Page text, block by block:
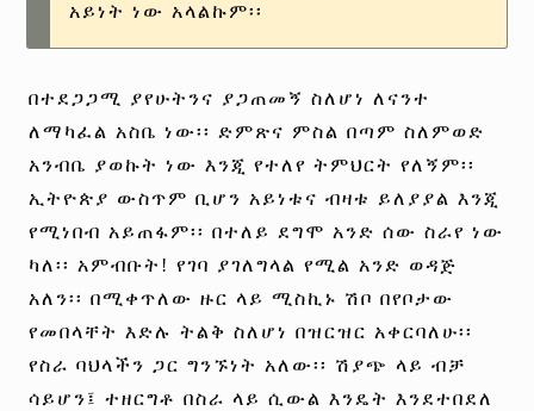
አይነት ነው አላልኩም፡፡
በተደጋጋሚ ያየሁትንና ያጋጠመኝ ስለሆነ ለናንተ
ለማካፈል አስቤ ነው፡፡ ድምጽና ምስል በጣም ስለምወድ
አንብቤ ያወኩት ነው እንጂ የተለየ ትምህርት የለኝም፡፡
ኢትዮጵያ ውስጥም ቢሆን አይነቱና ብዛቱ ይለያያል እንጂ
የሚነበብ አይጠፋም፡፡ በተለይ ደግሞ አንድ ሰው ስራየ ነው
ካለ፡፡ አምብቡት! የገባ ያገለግላል የሚል አንድ ወዳጅ
አለን፡፡ በሚቀጥለው ዙር ላይ ሚስኪኑ ሽቦ በየቦታው
የመበላቸት እድሉ ትልቅ ስለሆነ በዝርዝር አቀርባለሁ፡፡
የስራ ባህላችን ጋር ግንኙነት አለው፡፡ ሽያጭ ላይ ብቻ
ሳይሆን፤ ተዘርግቶ በስራ ላይ ሲውል እንዴት እንደተበደለ